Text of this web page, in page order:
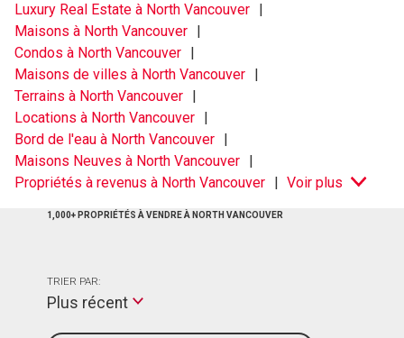
Luxury Real Estate à North Vancouver
Maisons à North Vancouver
Condos à North Vancouver
Maisons de villes à North Vancouver
Terrains à North Vancouver
Locations à North Vancouver
Bord de l'eau à North Vancouver
Maisons Neuves à North Vancouver
Propriétés à revenus à North Vancouver
Voir plus
1,000+ PROPRIÉTÉS À VENDRE À NORTH VANCOUVER
TRIER PAR:
Plus récent